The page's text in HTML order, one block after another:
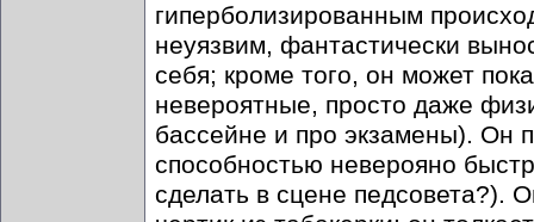
гиперболизированным
неуязвим, фантастически
себя; кроме того, он может
невероятные, просто даже
бассейне и про экзамены). Он
способностью неверояно
сделать в сцене педсовета?).